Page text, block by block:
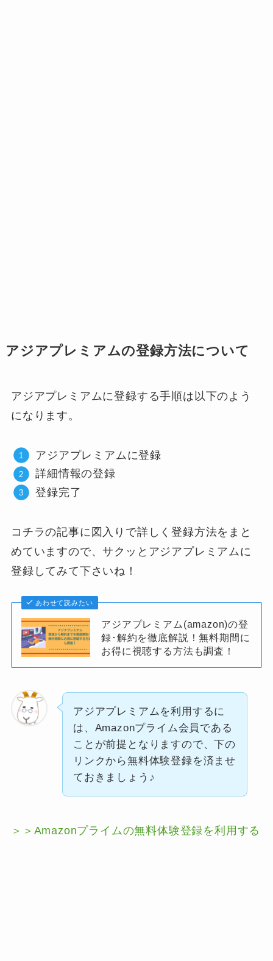
アジアプレミアムの登録方法について
アジアプレミアムに登録する手順は以下のよう
になります。
アジアプレミアムに登録
詳細情報の登録
登録完了
コチラの記事に図入りで詳しく登録方法をまと
めていますので、サクッとアジアプレミアムに
登録してみて下さいね！
あわせて読みたい
アジアプレミアム(amazon)の登
録･解約を徹底解説！無料期間に
お得に視聴する方法も調査！
アジアプレミアムを利用するに
は、Amazonプライム会員である
ことが前提となりますので、下の
リンクから無料体験登録を済ませ
ておきましょう♪
＞＞Amazonプライムの無料体験登録を利用する